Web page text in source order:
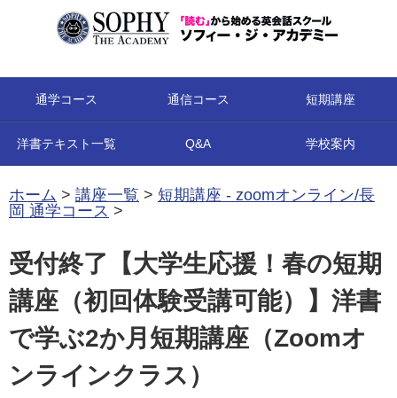
通学コース 通信コース 短期講座
洋書テキスト一覧 Q&A 学校案内
ホーム > 講座一覧 > 短期講座 - zoomオンライン/長
岡 通学コース >
受付終了【大学生応援！春の短期
講座（初回体験受講可能）】洋書
で学ぶ2か月短期講座（Zoomオ
ンラインクラス）